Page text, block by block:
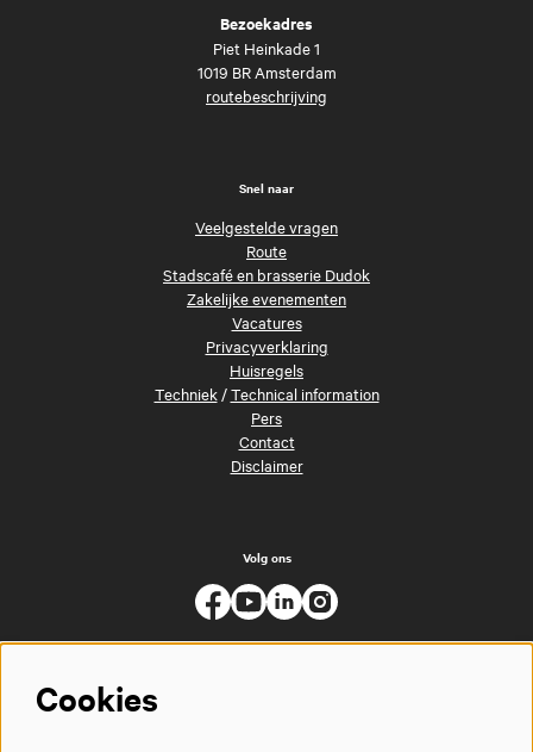
Bezoekadres
Piet Heinkade 1
1019 BR Amsterdam
routebeschrijving
Snel naar
Veelgestelde vragen
Route
Stadscafé en brasserie Dudok
Zakelijke evenementen
Vacatures
Privacyverklaring
Huisregels
Techniek/Technical information
Pers
Contact
Disclaimer
Volg ons
Cookies